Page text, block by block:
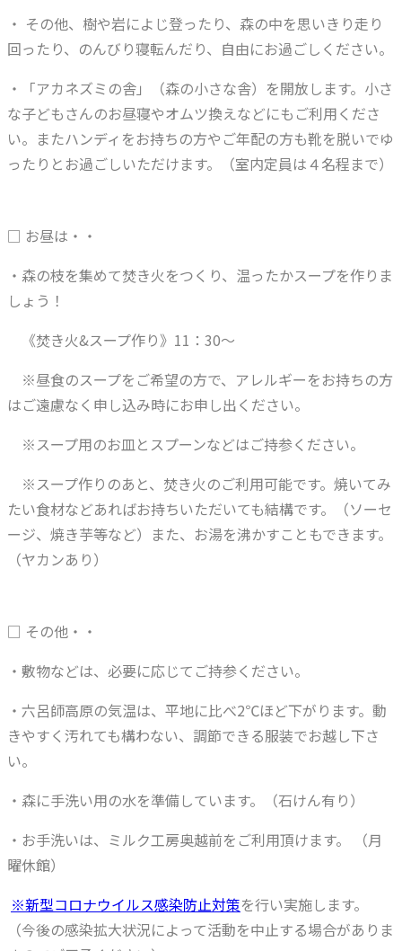
・ その他、樹や岩によじ登ったり、森の中を思いきり走り
回ったり、のんびり寝転んだり、自由にお過ごしください。
・「アカネズミの舎」（森の小さな舎）を開放します。小さ
な子どもさんのお昼寝やオムツ換えなどにもご利用くださ
い。またハンディをお持ちの方やご年配の方も靴を脱いでゆ
ったりとお過ごしいただけます。（室内定員は４名程まで）
□ お昼は・・
・森の枝を集めて焚き火をつくり、温ったかスープを作りま
しょう！
《焚き火&スープ作り》11：30～
※昼食のスープをご希望の方で、アレルギーをお持ちの方
はご遠慮なく申し込み時にお申し出ください。
※スープ用のお皿とスプーンなどはご持参ください。
※スープ作りのあと、焚き火のご利用可能です。焼いてみ
たい食材などあればお持ちいただいても結構です。（ソーセ
ージ、焼き芋等など）また、お湯を沸かすこともできます。
（ヤカンあり）
□ その他・・
・敷物などは、必要に応じてご持参ください。
・六呂師高原の気温は、平地に比べ2℃ほど下がります。動
きやすく汚れても構わない、調節できる服装でお越し下さ
い。
・森に手洗い用の水を準備しています。（石けん有り）
・お手洗いは、ミルク工房奥越前をご利用頂けます。 （月
曜休館）
※新型コロナウイルス感染防止対策を行い実施します。
（今後の感染拡大状況によって活動を中止する場合がありま